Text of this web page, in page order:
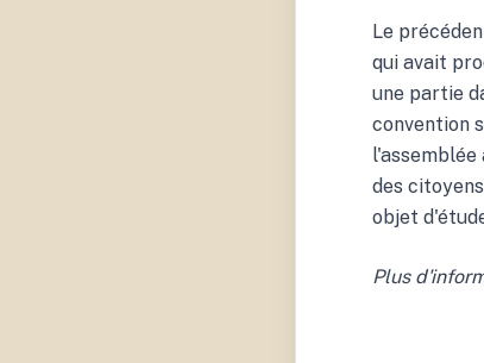
Le
qui avait
une partie
convention
des
objet
Plus